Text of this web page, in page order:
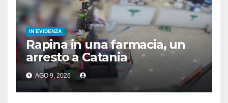
IN EVIDENZA
Rapina in una farmacia, un
arresto a Catania
AGO 9, 2026